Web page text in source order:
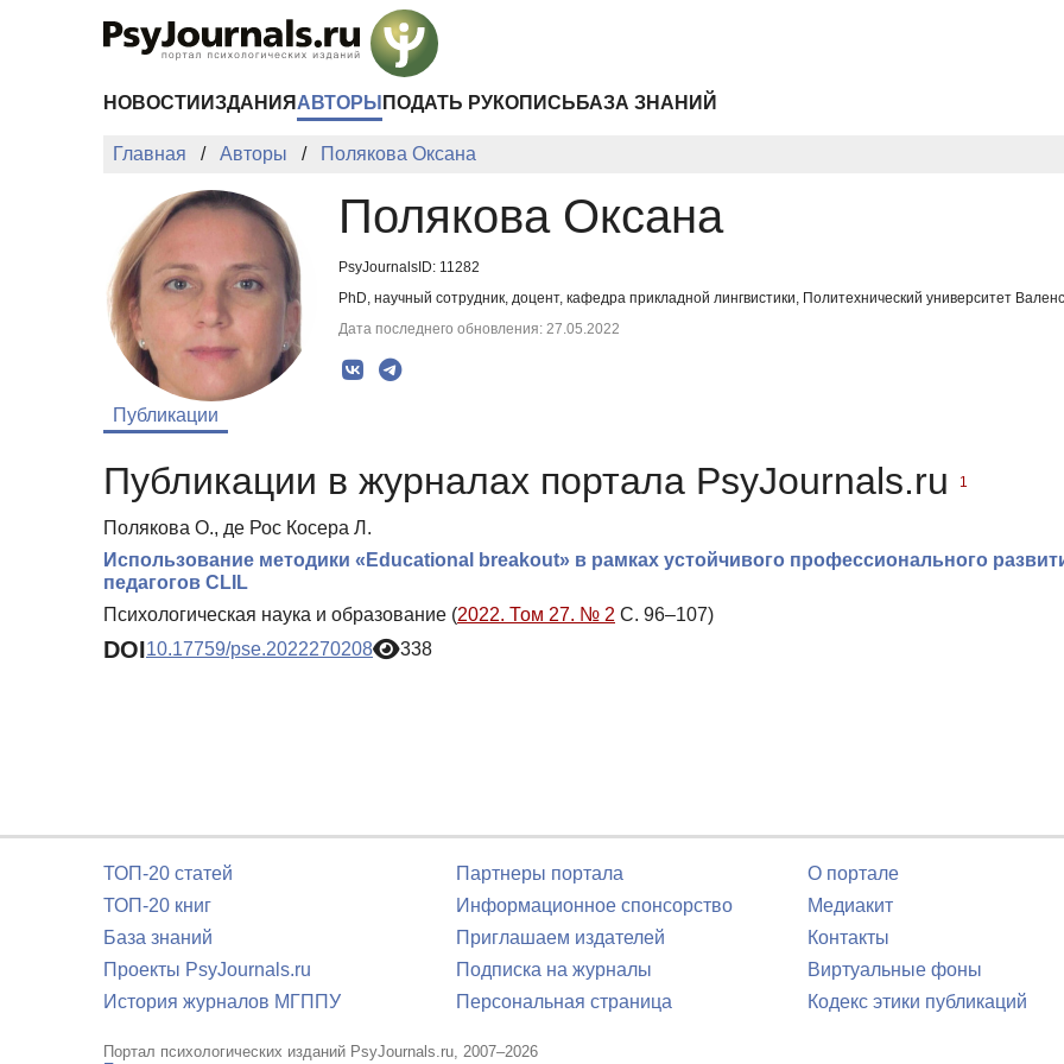
НОВОСТИ ИЗДАНИЯ АВТОРЫ ПОДАТЬ РУКОПИСЬ БАЗА ЗНАНИЙ
Главная Авторы Полякова Оксана
Полякова Оксана
PsyJournalsID: 11282
PhD, научный сотрудник, доцент, кафедра прикладной лингвистики, Политехнический университет
Дата последнего обновления: 27.05.2022
Публикации
Публикации в журналах портала PsyJournals.ru 1
Полякова О., де Рос Косера Л.
Использование методики «Educational breakout» в рамках устойчивого профессионального
педагогов CLIL
Психологическая наука и образование (2022. Том 27. № 2 С. 96–107)
DOI10.17759/pse.2022270208 338
ТОП-20 статей
ТОП-20 книг
База знаний
Проекты PsyJournals.ru
История журналов МГППУ
Партнеры портала
Информационное спонсорство
Приглашаем издателей
Подписка на журналы
Персональная страница
О портале
Медиакит
Контакты
Виртуальные фоны
Кодекс этики публикаций
Портал психологических изданий PsyJournals.ru, 2007–2026